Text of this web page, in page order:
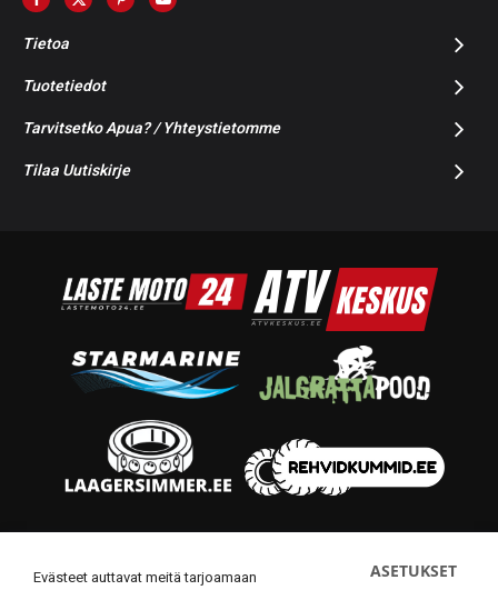
Tietoa
Tuotetiedot
Tarvitsetko Apua? / Yhteystietomme
Tilaa Uutiskirje
Evästeet auttavat meitä tarjoamaan
ASETUKSET